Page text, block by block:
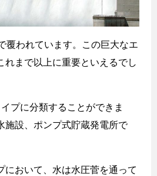
覆われています。この巨大なエ
れまで以上に重要といえるでし
プに分類することができま
施設、ポンプ式貯蔵発電所で
において、水は水圧菅を通って